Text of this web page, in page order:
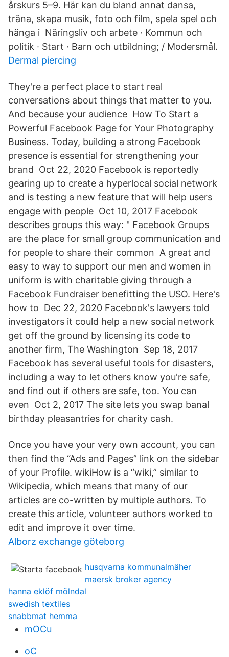
årskurs 5–9. Här kan du bland annat dansa,
träna, skapa musik, foto och film, spela spel och
hänga i Näringsliv och arbete · Kommun och
politik · Start · Barn och utbildning; / Modersmål.
Dermal piercing
They're a perfect place to start real
conversations about things that matter to you.
And because your audience How To Start a
Powerful Facebook Page for Your Photography
Business. Today, building a strong Facebook
presence is essential for strengthening your
brand Oct 22, 2020 Facebook is reportedly
gearing up to create a hyperlocal social network
and is testing a new feature that will help users
engage with people Oct 10, 2017 Facebook
describes groups this way: " Facebook Groups
are the place for small group communication and
for people to share their common A great and
easy to way to support our men and women in
uniform is with charitable giving through a
Facebook Fundraiser benefitting the USO. Here's
how to Dec 22, 2020 Facebook's lawyers told
investigators it could help a new social network
get off the ground by licensing its code to
another firm, The Washington Sep 18, 2017
Facebook has several useful tools for disasters,
including a way to let others know you're safe,
and find out if others are safe, too. You can
even Oct 2, 2017 The site lets you swap banal
birthday pleasantries for charity cash.
Once you have your very own account, you can
then find the “Ads and Pages” link on the sidebar
of your Profile. wikiHow is a “wiki,” similar to
Wikipedia, which means that many of our
articles are co-written by multiple authors. To
create this article, volunteer authors worked to
edit and improve it over time.
Alborz exchange göteborg
husqvarna kommunalmäher
maersk broker agency
hanna eklöf mölndal
swedish textiles
snabbmat hemma
mOCu
oC